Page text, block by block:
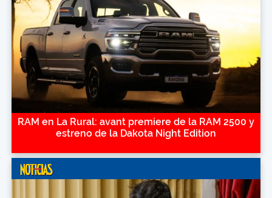
RAM en La Rural: avant premiere de la RAM 2500 y
estreno de la Dakota Night Edition